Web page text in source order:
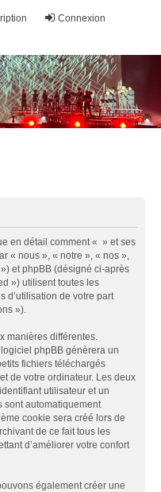
Connexion
en détail comment « » et ses
« nous », « notre », « nos »,
et phpBB (désigné ci-après
») utilisent toutes les
d’utilisation de votre part
»).
manières différentes.
phpBB génèrera un
fichiers téléchargés
de votre ordinateur. Les deux
utilisateur et un
sont automatiquement
cookie sera créé lors de
de ce fait tous les
d’améliorer votre confort
également créer une